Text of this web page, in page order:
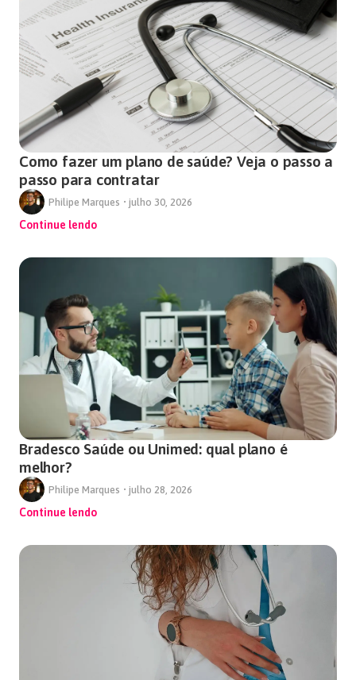
Como fazer um plano de saúde? Veja o passo a
passo para contratar
Philipe Marques • julho 30, 2026
Continue lendo
Bradesco Saúde ou Unimed: qual plano é
melhor?
Philipe Marques • julho 28, 2026
Continue lendo